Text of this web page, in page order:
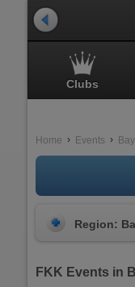
Clubs
Home Events
Region:
FKK Events in